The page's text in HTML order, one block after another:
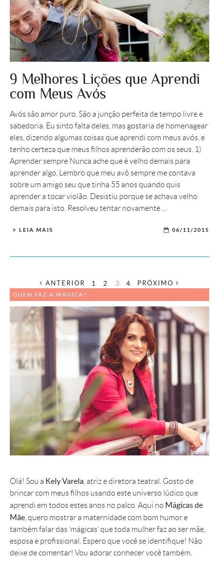
9 Melhores Lições que Aprendi
com Meus Avós
Avós são amor puro. São a junção perfeita de tempo livre e
sabedoria. Eu sinto falta deles, mas gostaria de homenagear
eles, dizendo algumas coisas que aprendi com meus avós, e
tenho certeza que meus filhos aprenderão com os seus. 1)
Aprender sempre Nunca ache que é velho demais para
aprender algo. Lembro que meu avô sempre me contava
sobre um amigo seu que tinha 55 anos quando quis
aprender a tocar violão. Desistiu porque se achava velho
demais para isto. Resolveu tentar novamente ...
LEIA MAIS 06/11/2015
ANTERIOR 1 2 3 4 PRÓXIMO
QUEM FAZ A MÁGICA?
Olá! Sou a Kely Varela , atriz e diretora teatral. Gosto de
brincar com meus filhos usando este universo lúdico que
aprendi em todos estes anos no palco. Aqui no Mágicas de
Mãe , quero mostrar a maternidade com bom humor e
também falar das ‘mágicas’ que toda mulher faz ao ser mãe,
esposa e profissional. Espero que você se identifique! Não
deixe de comentar! Vou adorar conhecer você também.